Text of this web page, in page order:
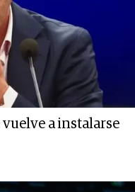
vuelve a instalarse